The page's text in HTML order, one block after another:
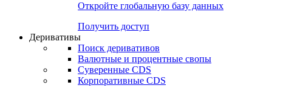
Откройте глобальную базу данных
Получить доступ
Деривативы
Поиск деривативов
Валютные и процентные свопы
Суверенные CDS
Корпоративные CDS